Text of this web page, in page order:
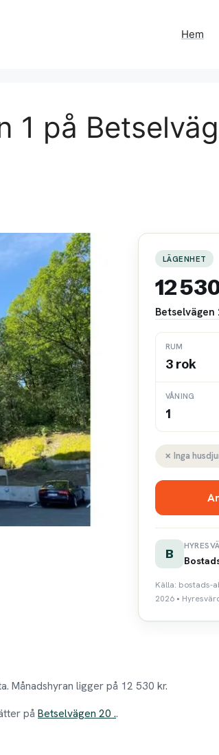
Hem
1 på
LÄGENHET
12
Betselvägen
RUM
3 rok
VÅNING
1
✗ Inga
B
Källa: bostads-
2026 •
Månadshyran ligger på 12 530 kr.
på Betselvägen 20 ..